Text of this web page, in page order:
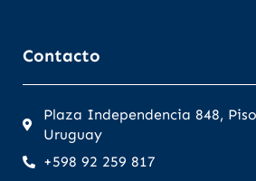
Contacto
Plaza Independencia 848,
Uruguay
+598 92 259 817